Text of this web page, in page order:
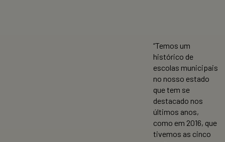
“Temos um
histórico de
escolas municipais
no nosso estado
que tem se
destacado nos
últimos anos,
como em 2016, que
tivemos as cinco